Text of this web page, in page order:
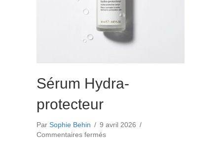
Sérum Hydra-
protecteur
Par Sophie Behin / 9 avril 2026 /
Commentaires ferméssur